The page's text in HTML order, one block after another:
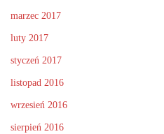
marzec 2017
luty 2017
styczeń 2017
listopad 2016
wrzesień 2016
sierpień 2016